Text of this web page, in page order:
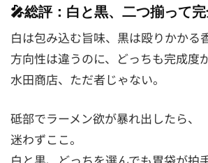
🎤総評：白と黒、二つ揃って
白は包み込む旨味、黒は殴りかかる
方向性は違うのに、どっちも完成度
水田商店、ただ者じゃない。
砥部でラーメン欲が暴れ出したら、
迷わずここ。